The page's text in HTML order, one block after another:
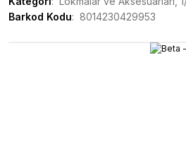
Barkod Kodu
8014230429953